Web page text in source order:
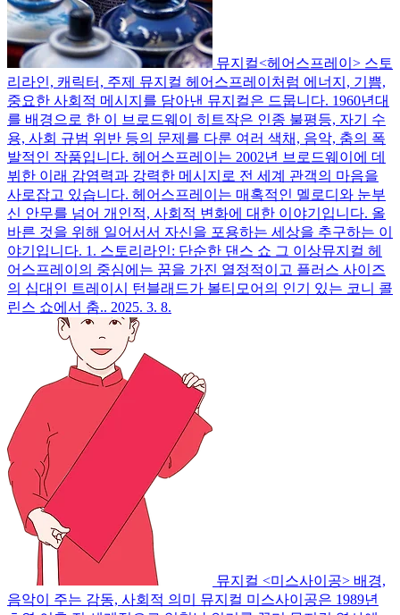
뮤지컬<헤어스프레이> 스토
리라인, 캐릭터, 주제 뮤지컬 헤어스프레이처럼 에너지, 기쁨,
중요한 사회적 메시지를 담아낸 뮤지컬은 드뭅니다. 1960년대
를 배경으로 한 이 브로드웨이 히트작은 인종 불평등, 자기 수
용, 사회 규범 위반 등의 문제를 다룬 여러 색채, 음악, 춤의 폭
발적인 작품입니다. 헤어스프레이는 2002년 브로드웨이에 데
뷔한 이래 감염력과 강력한 메시지로 전 세계 관객의 마음을
사로잡고 있습니다. 헤어스프레이는 매혹적인 멜로디와 눈부
신 안무를 넘어 개인적, 사회적 변화에 대한 이야기입니다. 올
바른 것을 위해 일어서서 자신을 포용하는 세상을 추구하는 이
야기입니다. 1. 스토리라인: 단순한 댄스 쇼 그 이상뮤지컬 헤
어스프레이의 중심에는 꿈을 가진 열정적이고 플러스 사이즈
의 십대인 트레이시 턴블래드가 볼티모어의 인기 있는 코니 콜
린스 쇼에서 춤.. 2025. 3. 8.
뮤지컬 <미스사이공> 배경,
음악이 주는 감동, 사회적 의미
뮤지컬 미스사이공은 1989년